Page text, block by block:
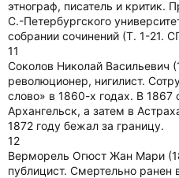
этнограф, писатель и критик.
С.-Петербургского
собрании сочинений (Т. 1-21.
11
Соколов Николай Васильевич
революционер, нигилист.
слово» в 1860-х годах. В 1867
Архангельск, а затем в
1872 году бежал за границу.
12
Верморель Огюст Жан Мари
публицист. Смертельно